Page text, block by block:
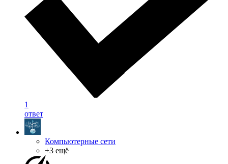
1
ответ
Компьютерные сети
+3 ещё